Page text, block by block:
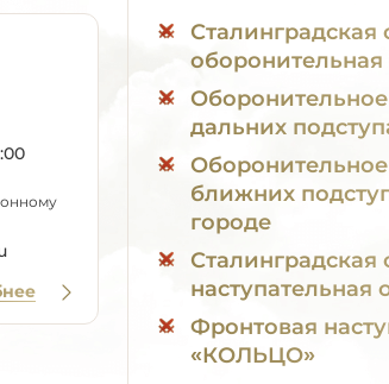
Сталинградская
дальних
ближних
городе
Сталинградская
наступательная
Фронтовая
«КОЛЬЦО»